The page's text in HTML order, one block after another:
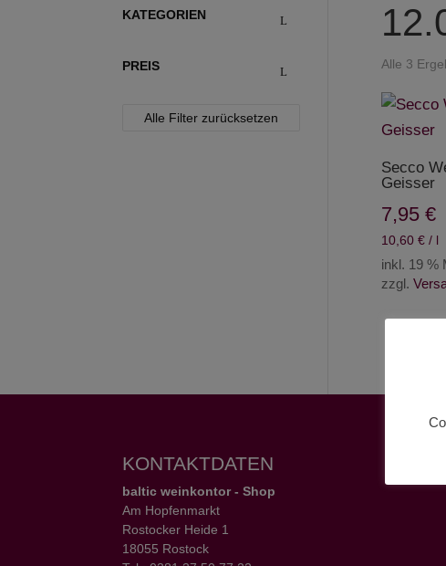
Alle 3
Secco
Geisser
7,95 €
10,60 €/ l
inkl. 19 %
zzgl.
KATEGORIEN
PREIS
Alle Filter zurücksetzen
KONTAKTDATEN
baltic weinkontor - Shop
Am Hopfenmarkt
Rostocker Heide 1
18055 Rostock